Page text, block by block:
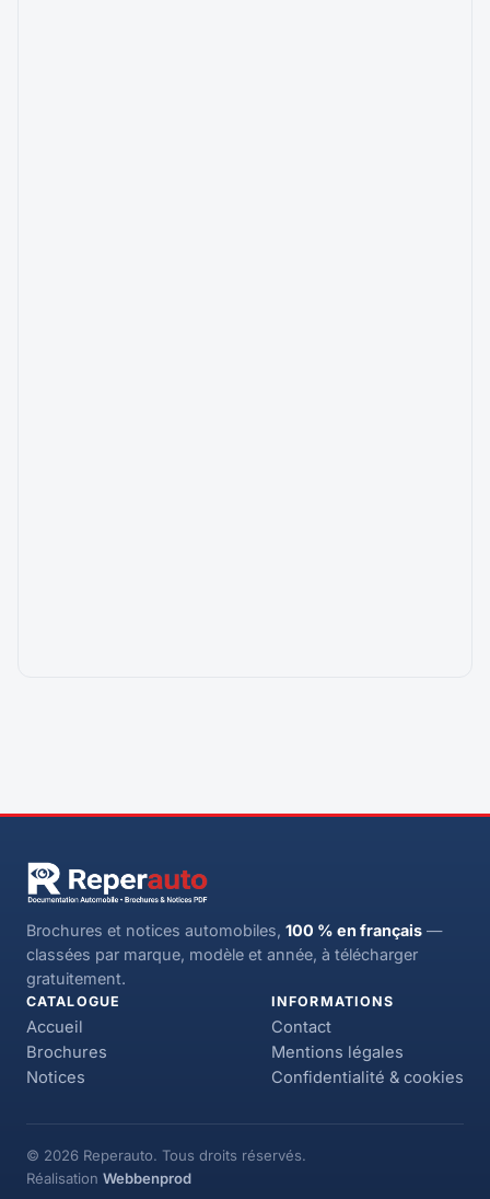
Brochures et notices automobiles, 100 % en français —
classées par marque, modèle et année, à télécharger
gratuitement.
CATALOGUE
Accueil
Brochures
Notices
INFORMATIONS
Contact
Mentions légales
Confidentialité & cookies
© 2026 Reperauto. Tous droits réservés.
Réalisation Webbenprod